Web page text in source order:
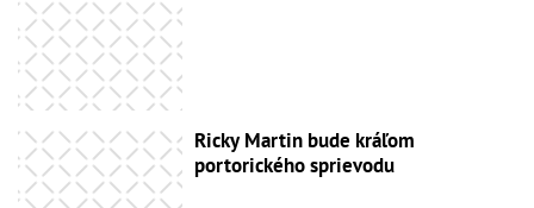
Ricky Martin bude kráľom
portorického sprievodu